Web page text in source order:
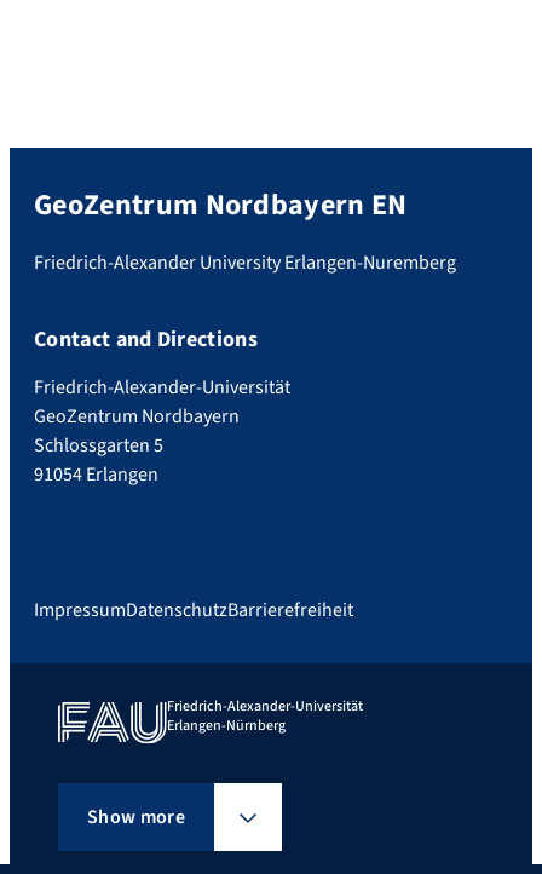
GeoZentrum Nordbayern EN
Friedrich-Alexander University Erlangen-Nuremberg
Contact and Directions
Friedrich-Alexander-Universität
GeoZentrum Nordbayern
Schlossgarten 5
91054 Erlangen
ImpressumDatenschutzBarrierefreiheit
Friedrich-Alexander-Universität
Erlangen-Nürnberg
Show more